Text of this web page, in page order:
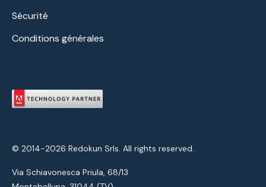
Sécurité
Conditions générales
© 2014-2026 Redokun Srls. All rights reserved.
Via Schiavonesca Priula, 68/13